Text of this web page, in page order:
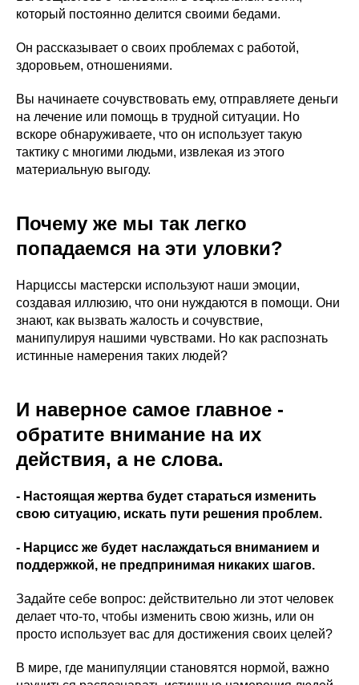
который постоянно делится своими бедами.
Он рассказывает о своих проблемах с работой,
здоровьем, отношениями.
Вы начинаете сочувствовать ему, отправляете деньги
на лечение или помощь в трудной ситуации. Но
вскоре обнаруживаете, что он использует такую
тактику с многими людьми, извлекая из этого
материальную выгоду.
Почему же мы так легко
попадаемся на эти уловки?
Нарциссы мастерски используют наши эмоции,
создавая иллюзию, что они нуждаются в помощи. Они
знают, как вызвать жалость и сочувствие,
манипулируя нашими чувствами. Но как распознать
истинные намерения таких людей?
И наверное самое главное -
обратите внимание на их
действия, а не слова.
- Настоящая жертва будет стараться изменить
свою ситуацию, искать пути решения проблем.
- Нарцисс же будет наслаждаться вниманием и
поддержкой, не предпринимая никаких шагов.
Задайте себе вопрос: действительно ли этот человек
делает что-то, чтобы изменить свою жизнь, или он
просто использует вас для достижения своих целей?
В мире, где манипуляции становятся нормой, важно